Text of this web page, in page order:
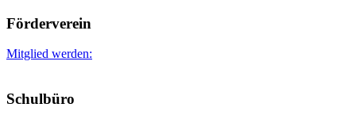
Förderverein
Mitglied werden:
Schulbüro